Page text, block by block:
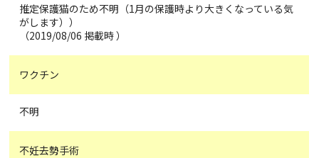
推定保護猫のため不明（1月の保護時より大きくなっている気
がします））
（2019/08/06 掲載時 ）
ワクチン
不明
不妊去勢手術